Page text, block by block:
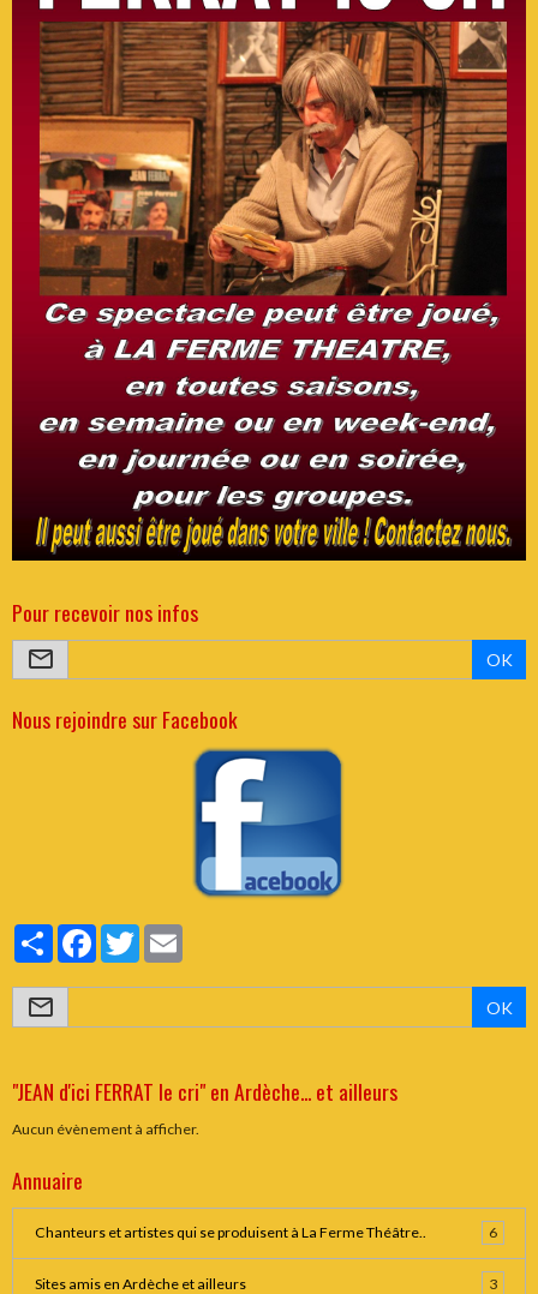
Pour recevoir nos infos
OK
Nous rejoindre sur Facebook
PartagerFacebookTwitter
OK
"JEAN d'ici FERRAT le cri" en Ardèche... et ailleurs
Aucun évènement à afficher.
Annuaire
Chanteurs et artistes qui se produisent à La Ferme Théâtre.. 6
Sites amis en Ardèche et ailleurs 3